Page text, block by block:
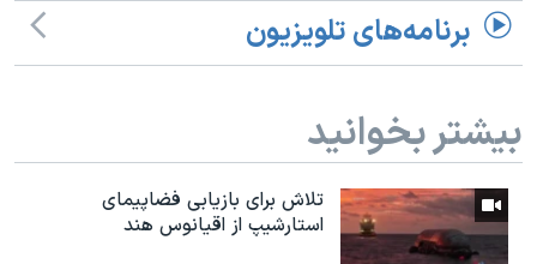
برنامه‌های تلویزیون
بیشتر بخوانید
تلاش برای بازیابی فضاپیمای
استارشیپ از اقیانوس هند